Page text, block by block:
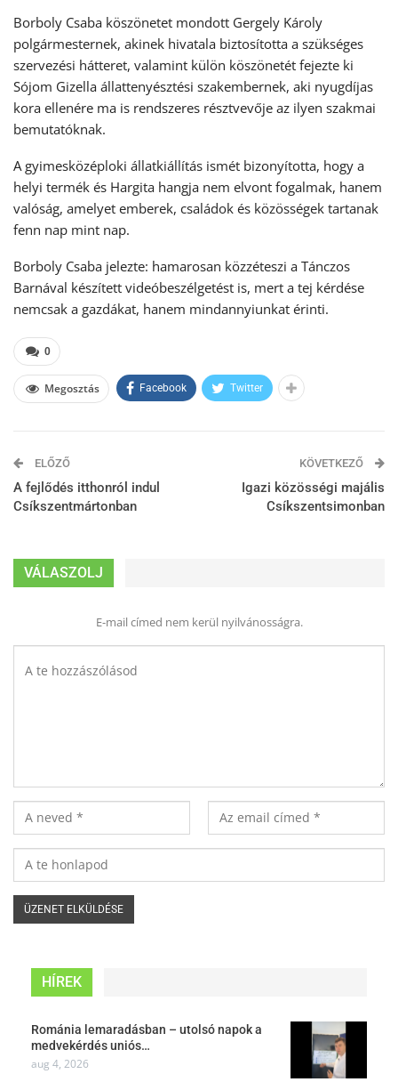
Borboly Csaba köszönetet mondott Gergely Károly
polgármesternek, akinek hivatala biztosította a szükséges
szervezési hátteret, valamint külön köszönetét fejezte ki
Sójom Gizella állattenyésztési szakembernek, aki nyugdíjas
kora ellenére ma is rendszeres résztvevője az ilyen szakmai
bemutatóknak.
A gyimesközéploki állatkiállítás ismét bizonyította, hogy a
helyi termék és Hargita hangja nem elvont fogalmak, hanem
valóság, amelyet emberek, családok és közösségek tartanak
fenn nap mint nap.
Borboly Csaba jelezte: hamarosan közzéteszi a Tánczos
Barnával készített videóbeszélgetést is, mert a tej kérdése
nemcsak a gazdákat, hanem mindannyiunkat érinti.
0
Megosztás Facebook Twitter
ELŐZŐ
A fejlődés itthonról indul
Csíkszentmártonban
KÖVETKEZŐ
Igazi közösségi majális
Csíkszentsimonban
VÁLASZOLJ
E-mail címed nem kerül nyilvánosságra.
HÍREK
Románia lemaradásban – utolsó napok a
medvekérdés uniós…
aug 4, 2026